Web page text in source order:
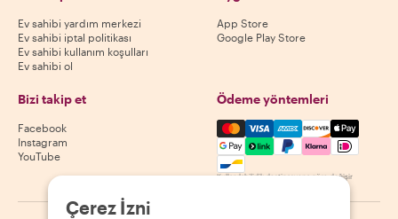
Ev sahibi yardım merkezi
Ev sahibi iptal politikası
Ev sahibi kullanım koşulları
Ev sahibi ol
App Store
Google Play Store
Bizi takip et
Facebook
Instagram
YouTube
Ödeme yöntemleri
Mastercard, Visa, Amex,
Kullanılabilirlik destinasyona göre değişir
Çerez İzni